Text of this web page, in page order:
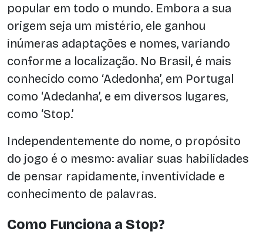
popular em todo o mundo. Embora a sua
origem seja um mistério, ele ganhou
inúmeras adaptações e nomes, variando
conforme a localização. No Brasil, é mais
conhecido como ‘Adedonha’, em Portugal
como ‘Adedanha’, e em diversos lugares,
como ‘Stop.’
Independentemente do nome, o propósito
do jogo é o mesmo: avaliar suas habilidades
de pensar rapidamente, inventividade e
conhecimento de palavras.
Como Funciona a Stop?